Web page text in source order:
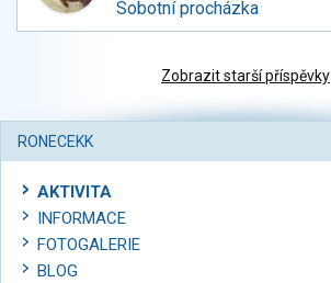
Sobotní procházka
Zobrazit starší příspěvky
RONECEKK
AKTIVITA
INFORMACE
FOTOGALERIE
BLOG